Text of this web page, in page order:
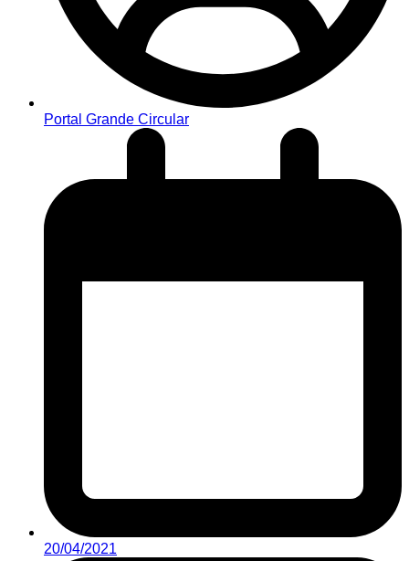
Portal Grande Circular
20/04/2021